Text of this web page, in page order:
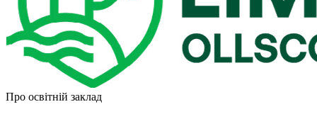
Про освітній заклад